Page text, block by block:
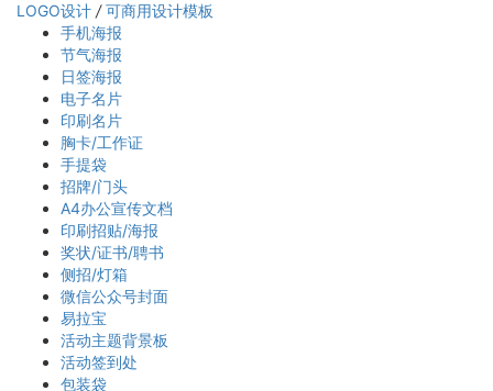
LOGO设计 / 可商用设计模板
手机海报
节气海报
日签海报
电子名片
印刷名片
胸卡/工作证
手提袋
招牌/门头
A4办公宣传文档
印刷招贴/海报
奖状/证书/聘书
侧招/灯箱
微信公众号封面
易拉宝
活动主题背景板
活动签到处
包装袋